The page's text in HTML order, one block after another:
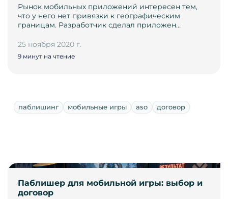
Рынок мобильных приложений интересен тем,
что у него нет привязки к географическим
границам. Разработчик сделал приложен…
25 ноября 2020 г.
9 минут на чтение
паблишинг мобильные игры aso договор
Паблишер для мобильной игры: выбор и
договор